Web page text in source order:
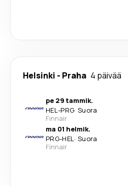
Helsinki - Praha 4 päivää
pe 29 tammik.
HEL-PRG· Suora
Finnair
ma 01 helmik.
PRG-HEL· Suora
Finnair